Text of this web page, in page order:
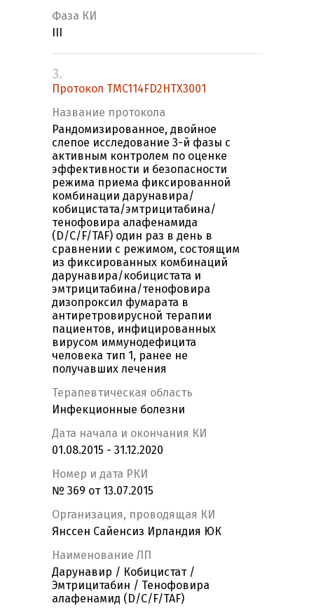
Фаза КИ
3.
Протокол TMC114FD2HTX3001
Название протокола
Рандомизированное, двойное
слепое исследование 3-й фазы с
активным контролем по оценке
эффективности и безопасности
режима приема фиксированной
комбинации дарунавира/
кобицистата/эмтрицитабина/
тенофовира алафенамида
(D/C/F/TAF) один раз в день в
сравнении с режимом, состоящим
из фиксированных комбинаций
дарунавира/кобицистата и
эмтрицитабина/тенофовира
дизопроксил фумарата в
антиретровирусной терапии
пациентов, инфицированных
вирусом иммунодефицита
человека тип 1, ранее не
получавших лечения
Терапевтическая область
Инфекционные болезни
Дата начала и окончания КИ
01.08.2015 - 31.12.2020
Номер и дата РКИ
№ 369 от 13.07.2015
Организация, проводящая КИ
Янссен Сайенсиз Ирландия ЮК
Наименование ЛП
Дарунавир / Кобицистат /
Эмтрицитабин / Тенофовира
алафенамид (D/C/F/TAF)